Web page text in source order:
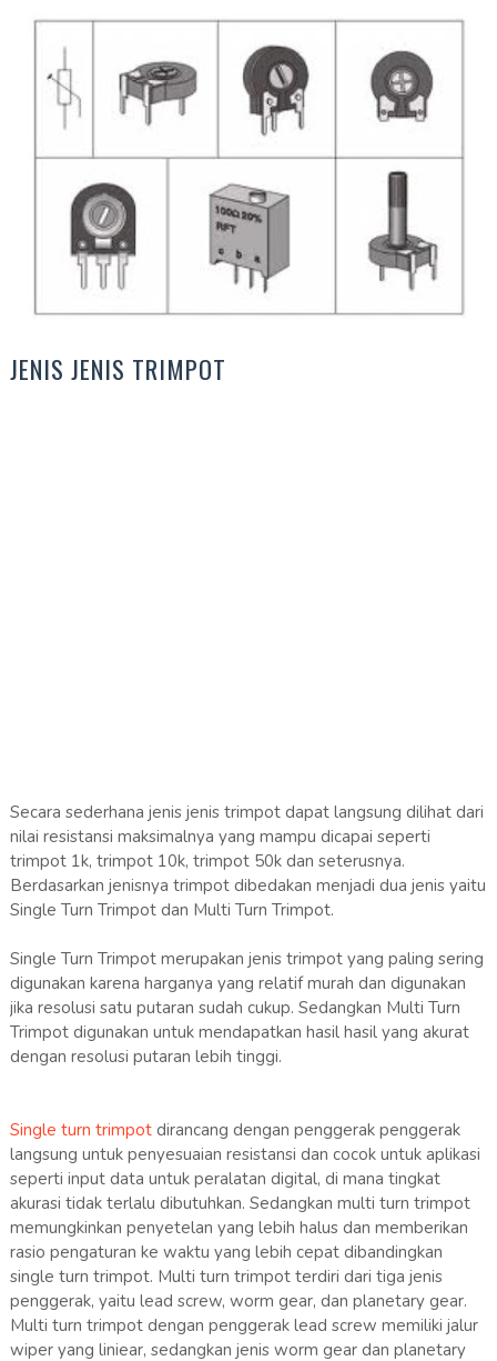
JENIS JENIS TRIMPOT
Secara sederhana jenis jenis trimpot dapat langsung dilihat dari
nilai resistansi maksimalnya yang mampu dicapai seperti
trimpot 1k, trimpot 10k, trimpot 50k dan seterusnya.
Berdasarkan jenisnya trimpot dibedakan menjadi dua jenis yaitu
Single Turn Trimpot dan Multi Turn Trimpot.
Single Turn Trimpot merupakan jenis trimpot yang paling sering
digunakan karena harganya yang relatif murah dan digunakan
jika resolusi satu putaran sudah cukup. Sedangkan Multi Turn
Trimpot digunakan untuk mendapatkan hasil hasil yang akurat
dengan resolusi putaran lebih tinggi.
Single turn trimpotdirancang dengan penggerak penggerak
langsung untuk penyesuaian resistansi dan cocok untuk aplikasi
seperti input data untuk peralatan digital, di mana tingkat
akurasi tidak terlalu dibutuhkan. Sedangkan multi turn trimpot
memungkinkan penyetelan yang lebih halus dan memberikan
rasio pengaturan ke waktu yang lebih cepat dibandingkan
single turn trimpot. Multi turn trimpot terdiri dari tiga jenis
penggerak, yaitu lead screw, worm gear, dan planetary gear.
Multi turn trimpot dengan penggerak lead screw memiliki jalur
wiper yang liniear, sedangkan jenis worm gear dan planetary